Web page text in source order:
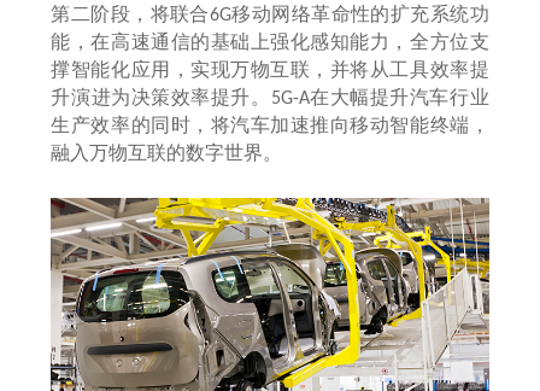
第二阶段，将联合6G移动网络革命性的扩充系统功
能，在高速通信的基础上强化感知能力，全方位支
撑智能化应用，实现万物互联，并将从工具效率提
升演进为决策效率提升。
5G-A在大幅提升汽车行业
生产效率的同时，将汽车加速推向移动智能终端，
融入万物互联的数字世界。